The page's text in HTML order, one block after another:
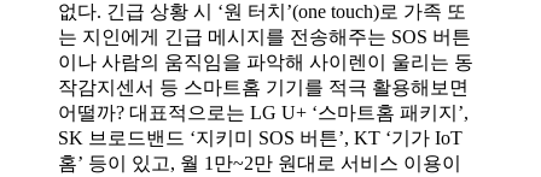
없다. 긴급 상황 시 ‘원 터치’(one touch)로 가족 또
는 지인에게 긴급 메시지를 전송해주는 SOS 버튼
이나 사람의 움직임을 파악해 사이렌이 울리는 동
작감지센서 등 스마트홈 기기를 적극 활용해보면
어떨까? 대표적으로는 LG U+ ‘스마트홈 패키지’,
SK 브로드밴드 ‘지키미 SOS 버튼’, KT ‘기가 IoT
홈’ 등이 있고, 월 1만~2만 원대로 서비스 이용이